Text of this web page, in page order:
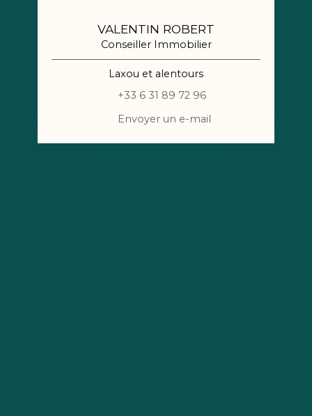
VALENTIN ROBERT
Conseiller Immobilier
Laxou et alentours
+33 6 31 89 72 96
Envoyer un e-mail